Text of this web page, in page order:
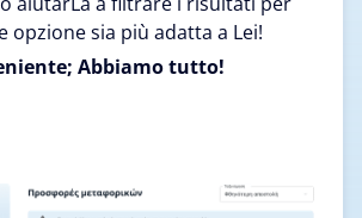
opzione sia più adatta a Lei!
Abbiamo tutto!